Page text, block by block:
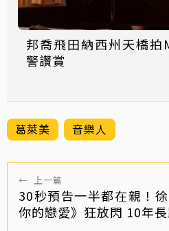
邦喬飛田納西州天橋拍
警讚賞
葛萊美 音樂人
← 上一篇
30秒預告一半都在親！
你的戀愛》狂放閃 10年